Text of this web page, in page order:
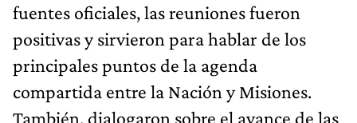
fuentes oficiales, las reuniones fueron
positivas y sirvieron para hablar de los
principales puntos de la agenda
compartida entre la Nación y Misiones.
También, dialogaron sobre el avance de las